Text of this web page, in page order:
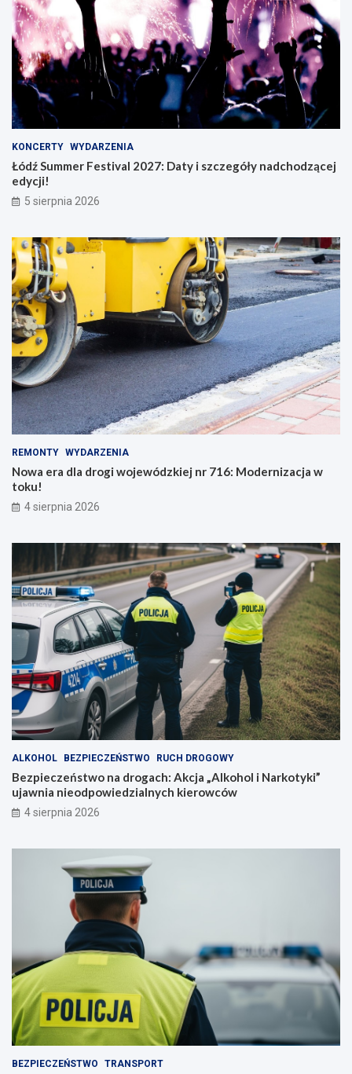
KONCERTY WYDARZENIA
Łódź Summer Festival 2027: Daty i szczegóły nadchodzącej
edycji!
5 sierpnia 2026
REMONTY WYDARZENIA
Nowa era dla drogi wojewódzkiej nr 716: Modernizacja w
toku!
4 sierpnia 2026
ALKOHOL BEZPIECZEŃSTWO RUCH DROGOWY
Bezpieczeństwo na drogach: Akcja „Alkohol i Narkotyki”
ujawnia nieodpowiedzialnych kierowców
4 sierpnia 2026
BEZPIECZEŃSTWO TRANSPORT